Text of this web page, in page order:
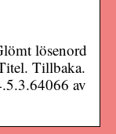
lösenord
Tillbaka.
av